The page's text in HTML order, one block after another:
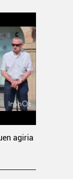
agiria